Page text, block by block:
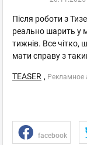
Після роботи з
реально шарить у
тижнів. Все чітко,
мати справу з
TEASER , Рекламное
facebook